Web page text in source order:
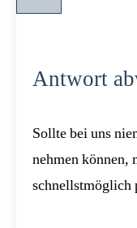
Antwort
Sollte bei uns
nehmen können,
schnellstmöglich